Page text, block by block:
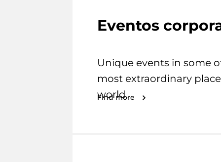
Eventos
Unique events in some
most extraordinary
world.
Find more